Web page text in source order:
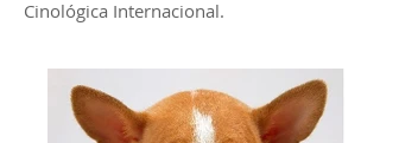
Cinológica Internacional.